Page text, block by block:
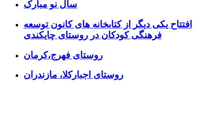
سال نو مبارک
افتتاح یکی دیگر از کتابخانه های کانون توسعه
فرهنگی کودکان در روستای چایکندی
روستای فهرج،کرمان
روستای اجبارکلا، مازندران